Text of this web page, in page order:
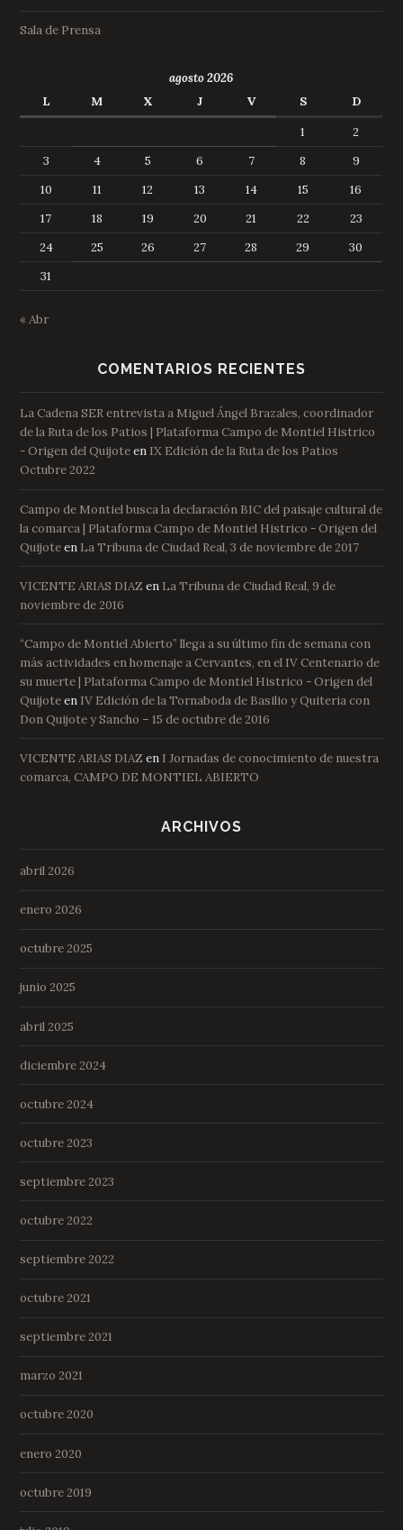
Sala de Prensa
agosto 2026
L
M X J V S
D
1
2
3
4 5 6 7 8
9
10
11 12 13 14 15
16
17
18 19 20 21 22
23
24
25 26 27 28 29
30
31
« Abr
COMENTARIOS RECIENTES
La Cadena SER entrevista a Miguel Ángel Brazales, coordinador
de la Ruta de los Patios | Plataforma Campo de Montiel Histrico
- Origen del Quijoteen IX Edición de la Ruta de los Patios
Octubre 2022
Campo de Montiel busca la declaración BIC del paisaje cultural de
la comarca | Plataforma Campo de Montiel Histrico - Origen del
Quijoteen La Tribuna de Ciudad Real, 3 de noviembre de 2017
VICENTE ARIAS DIAZ en La Tribuna de Ciudad Real, 9 de
noviembre de 2016
“Campo de Montiel Abierto” llega a su último fin de semana con
más actividades en homenaje a Cervantes, en el IV Centenario de
su muerte | Plataforma Campo de Montiel Histrico - Origen del
Quijoteen IV Edición de la Tornaboda de Basilio y Quiteria con
Don Quijote y Sancho – 15 de octubre de 2016
VICENTE ARIAS DIAZ en I Jornadas de conocimiento de nuestra
comarca, CAMPO DE MONTIEL ABIERTO
ARCHIVOS
abril 2026
enero 2026
octubre 2025
junio 2025
abril 2025
diciembre 2024
octubre 2024
octubre 2023
septiembre 2023
octubre 2022
septiembre 2022
octubre 2021
septiembre 2021
marzo 2021
octubre 2020
enero 2020
octubre 2019